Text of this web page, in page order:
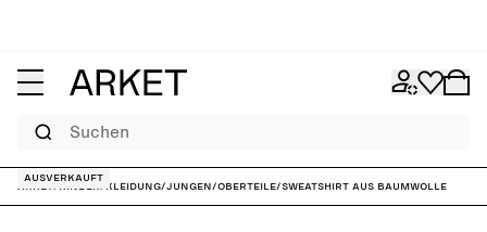
Suchen
ARKET/ Kinder/ Kleidung/Jungen/Oberteile/Sweatshirt aus Baumwolle
Ausverkauft